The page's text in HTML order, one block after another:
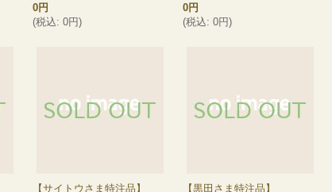
0円
(税込: 0円)
0円
(税込: 0円)
【サイトウさま特注品】
【黒田さま特注品】